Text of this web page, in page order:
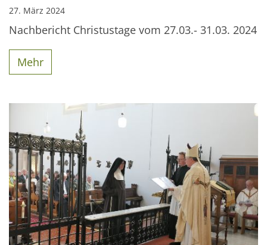
27. März 2024
Nachbericht Christustage vom 27.03.- 31.03. 2024
Mehr